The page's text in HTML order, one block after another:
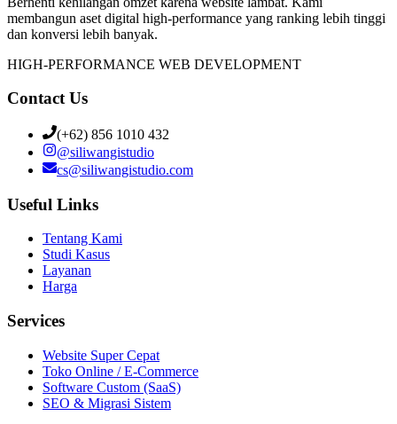
membangun aset digital high-performance yang ranking lebih tinggi
dan konversi lebih banyak.
HIGH-PERFORMANCE WEB DEVELOPMENT
Contact Us
(+62) 856 1010 432
@siliwangistudio
cs@siliwangistudio.com
Useful Links
Tentang Kami
Studi Kasus
Layanan
Harga
Services
Website Super Cepat
Toko Online / E-Commerce
Software Custom (SaaS)
SEO & Migrasi Sistem